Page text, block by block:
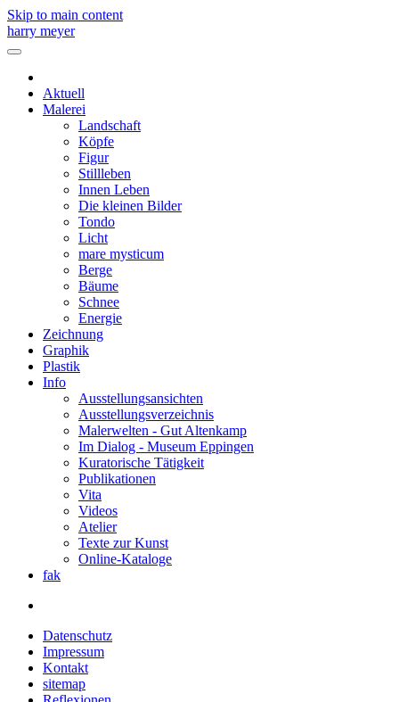
Skip to main content
harry meyer
Aktuell
Malerei
Landschaft
Köpfe
Figur
Stillleben
Innen Leben
Die kleinen Bilder
Tondo
Licht
mare mysticum
Berge
Bäume
Schnee
Energie
Zeichnung
Graphik
Plastik
Info
Ausstellungsansichten
Ausstellungsverzeichnis
Malerwelten - Gut Altenkamp
Im Dialog - Museum Eppingen
Kuratorische Tätigkeit
Publikationen
Vita
Videos
Atelier
Texte zur Kunst
Online-Kataloge
fak
Datenschutz
Impressum
Kontakt
sitemap